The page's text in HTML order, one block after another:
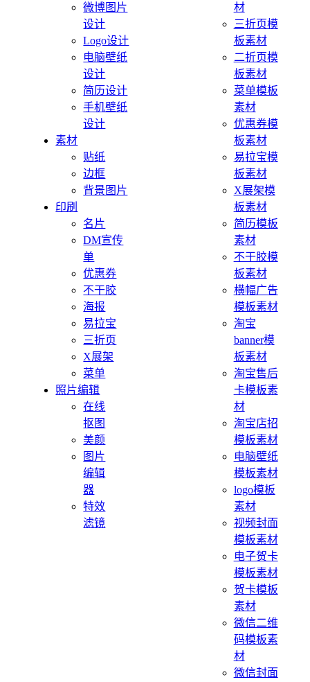
微博图片
设计
Logo设计
电脑壁纸
设计
简历设计
手机壁纸
设计
素材
贴纸
边框
背景图片
印刷
名片
DM宣传
单
优惠券
不干胶
海报
易拉宝
三折页
X展架
菜单
照片编辑
在线
抠图
美颜
图片
编辑
器
特效
滤镜
材
三折页模
板素材
二折页模
板素材
菜单模板
素材
优惠券模
板素材
易拉宝模
板素材
X展架模
板素材
简历模板
素材
不干胶模
板素材
横幅广告
模板素材
淘宝
banner模
板素材
淘宝售后
卡模板素
材
淘宝店招
模板素材
电脑壁纸
模板素材
logo模板
素材
视频封面
模板素材
电子贺卡
模板素材
贺卡模板
素材
微信二维
码模板素
材
微信封面